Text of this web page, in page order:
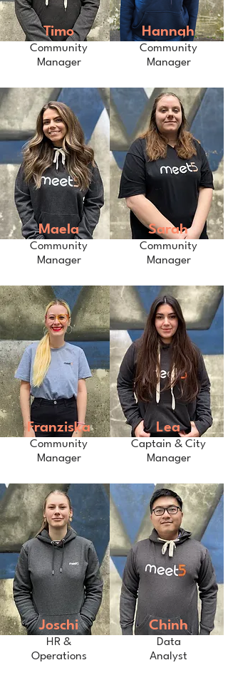
Timo
Community
Manager
Maela
Community
Manager
Franziska
Community
Manager
Joschi
HR &
Operations
Hannah
Community
Manager
Sarah
Community
Manager
Lea
Captain & City
Manager
Chinh
Data
Analyst